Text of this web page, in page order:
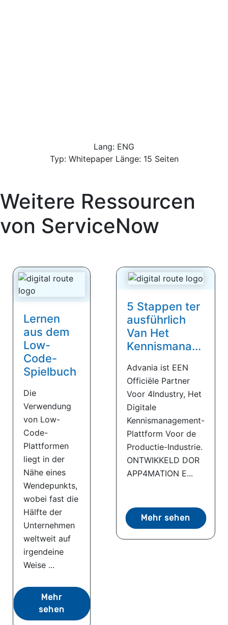
Lang: ENG
Typ: Whitepaper Länge: 15 Seiten
Weitere Ressourcen
von ServiceNow
Lernen
aus dem
Low-
Code-
Spielbuch
Die
Verwendung
von Low-
Code-
Plattformen
liegt in der
Nähe eines
Wendepunkts,
wobei fast die
Hälfte der
Unternehmen
weltweit auf
irgendeine
Weise ...
Mehr
sehen
5 Stappen ter
ausführlich
Van Het
Kennismana...
Advania ist EEN
Officiële Partner
Voor 4Industry, Het
Digitale
Kennismanagement-
Plattform Voor de
Productie-Industrie.
ONTWIKKELD DOR
APP4MATION E...
Mehr sehen